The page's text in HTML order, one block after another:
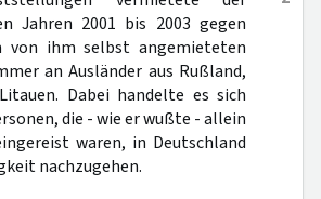
Jahren 2001 bis 2003 gegen
ihm selbst angemieteten
an Ausländer aus Rußland,
Dabei handelte es sich
die - wie er wußte - allein
waren, in Deutschland
nachzugehen.